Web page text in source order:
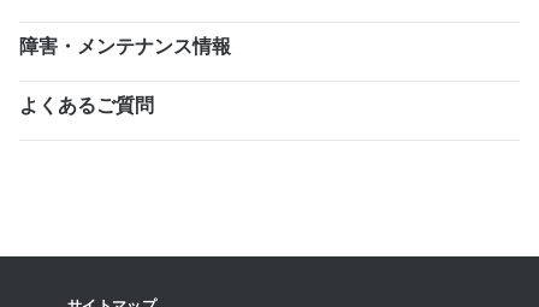
障害・メンテナンス情報
よくあるご質問